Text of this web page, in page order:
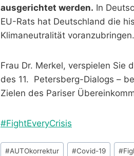
ausgerichtet werden. In
EU-Rats hat Deutschland die
Klimaneutralität voranzubringen.
Frau Dr. Merkel, verspielen Sie
des 11. Petersberg-Dialogs –
Zielen des Pariser
#FightEveryCrisis
Schlagworte:
#AUTOkorrektur #Covid-19 #